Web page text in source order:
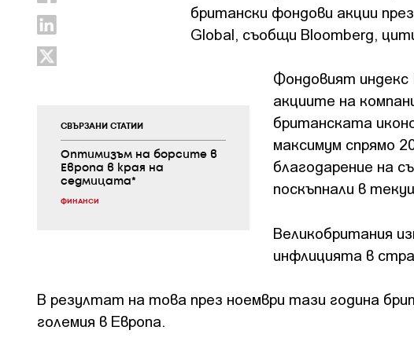
СВЪРЗАНИ СТАТИИ
Оптимизъм на борсите в
Европа в края на
седмицата*
ФИНАНСИ
британски фондови акции
Global, съобщи Bloomberg,
Фондовият индекс
акциите на
британската
максимум спрямо
благодарение на
поскъпнали в
Великобритания
инфлицията в
В резултат на това през ноември тази година
големия в Европа.